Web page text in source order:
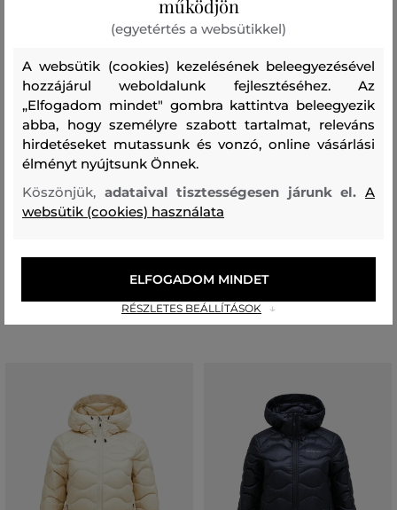
AKCIÓ -30%
UTOLSÓ ESÉLY
KABÁT PEAK PERFORMANCE W
229 990 Ft
M
KABÁT PEAK PERFORMANCE W
183 990 Ft
M, XL
működjön
(egyetértés a websütikkel)
A websütik (cookies) kezelésének beleegyezésével
hozzájárul weboldalunk fejlesztéséhez. Az
„Elfogadom mindet" gombra kattintva beleegyezik
abba, hogy személyre szabott tartalmat, releváns
hirdetéseket mutassunk és vonzó, online vásárlási
élményt nyújtsunk Önnek.
Köszönjük, adataival tisztességesen járunk el.A
websütik (cookies) használata
RÉSZLETES BEÁLLÍTÁSOK
ELFOGADOM MINDET